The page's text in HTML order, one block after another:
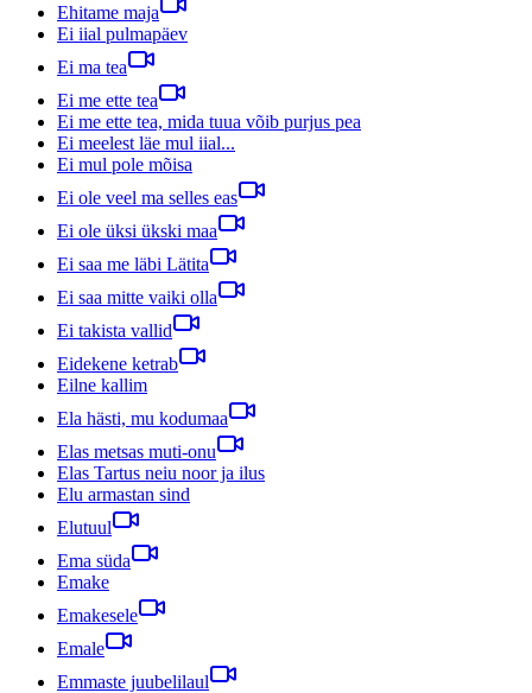
Ehitame maja
Ei iial pulmapäev
Ei ma tea
Ei me ette tea
Ei me ette tea, mida tuua võib purjus pea
Ei meelest läe mul iial...
Ei mul pole mõisa
Ei ole veel ma selles eas
Ei ole üksi ükski maa
Ei saa me läbi Lätita
Ei saa mitte vaiki olla
Ei takista vallid
Eidekene ketrab
Eilne kallim
Ela hästi, mu kodumaa
Elas metsas muti-onu
Elas Tartus neiu noor ja ilus
Elu armastan sind
Elutuul
Ema süda
Emake
Emakesele
Emale
Emmaste juubelilaul